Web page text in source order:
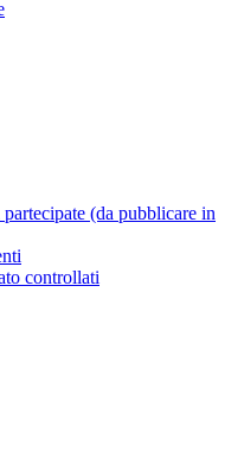
(da pubblicare in
controllati